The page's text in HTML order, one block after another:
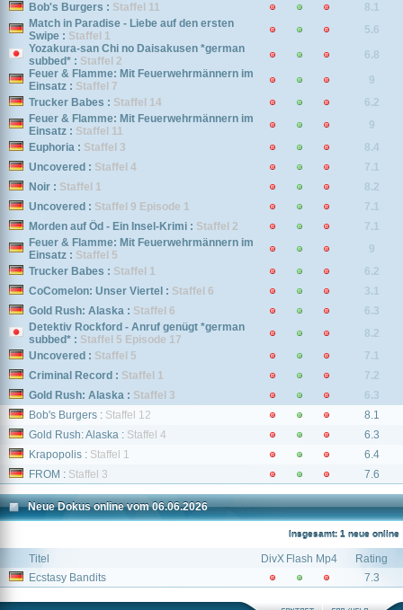
Bob's Burgers : Staffel 11
8.1
Match in Paradise - Liebe auf den ersten
Swipe : Staffel 1
5.6
Yozakura-san Chi no Daisakusen *german
subbed* : Staffel 2
6.8
Feuer & Flamme: Mit Feuerwehrmännern im
Einsatz : Staffel 7
9
Trucker Babes : Staffel 14
6.2
Feuer & Flamme: Mit Feuerwehrmännern im
Einsatz : Staffel 11
9
Euphoria : Staffel 3
8.4
Uncovered : Staffel 4
7.1
Noir : Staffel 1
8.2
Uncovered : Staffel 9 Episode 1
7.1
Morden auf Öd - Ein Insel-Krimi : Staffel 2
7.1
Feuer & Flamme: Mit Feuerwehrmännern im
Einsatz : Staffel 5
9
Trucker Babes : Staffel 1
6.2
CoComelon: Unser Viertel : Staffel 6
3.1
Gold Rush: Alaska : Staffel 6
6.3
Detektiv Rockford - Anruf genügt *german
subbed* : Staffel 5 Episode 17
8.2
Uncovered : Staffel 5
7.1
Criminal Record : Staffel 1
7.2
Gold Rush: Alaska : Staffel 3
6.3
Bob's Burgers : Staffel 12
8.1
Gold Rush: Alaska : Staffel 4
6.3
Krapopolis : Staffel 1
6.4
FROM : Staffel 3 7.6
Neue Dokus online vom 06.06.2026
Insgesamt: 1 neue online
Titel DivX Flash Mp4
Rating
Ecstasy Bandits
7.3